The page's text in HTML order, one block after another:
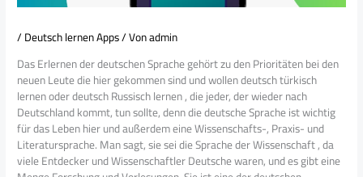
/Deutsch lernen Apps/ Vonadmin
Das Erlernen der deutschen Sprache gehört zu den Prioritäten bei den
neuen Leute die hier gekommen sind und wollen deutsch türkisch
lernen oder deutsch Russisch lernen , die jeder, der wieder nach
Deutschland kommt, tun sollte, denn die deutsche Sprache ist wichtig
für das Leben hier und außerdem eine Wissenschafts-, Praxis- und
Literatursprache. Man sagt, sie sei die Sprache der Wissenschaft , da
viele Entdecker und Wissenschaftler Deutsche waren, und es gibt eine